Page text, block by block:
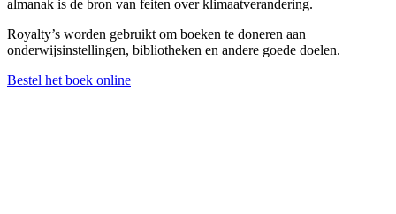
almanak is de bron van feiten over klimaatverandering.
Royalty’s worden gebruikt om boeken te doneren aan
onderwijsinstellingen, bibliotheken en andere goede doelen.
Bestel het boek online